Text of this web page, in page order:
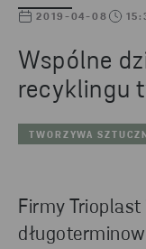
2019-04-08
Wspólne
recyklingu
TWORZYWA
Firmy Trioplast